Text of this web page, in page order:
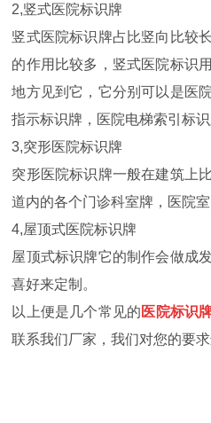
2,竖式医院标识牌
竖式医院标识牌占比竖向比较
的作用比较多，竖式医院标识
地方见到它，它分别可以是医
指示标识牌，医院电梯索引标识
3,突形医院标识牌
突形医院标识牌一般在建筑上
道内的各个门诊科室牌，医院
4,屋顶式医院标识牌
屋顶式标识牌它的制作会做成
喜好来定制。
以上便是几个常见的 医院标识
联系我们厂家，我们对您的要求